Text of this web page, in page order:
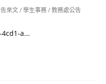
來文/學生事務/教務處公告
a...